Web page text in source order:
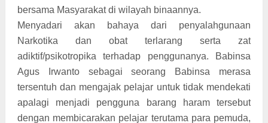
bersama Masyarakat di wilayah binaannya.
Menyadari akan bahaya dari penyalahgunaan
Narkotika dan obat terlarang serta zat
adiktif/psikotropika terhadap penggunanya. Babinsa
Agus Irwanto sebagai seorang Babinsa merasa
tersentuh dan mengajak pelajar untuk tidak mendekati
apalagi menjadi pengguna barang haram tersebut
dengan membicarakan pelajar terutama para pemuda,